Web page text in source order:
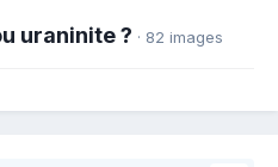
uraninite ? · 82 images